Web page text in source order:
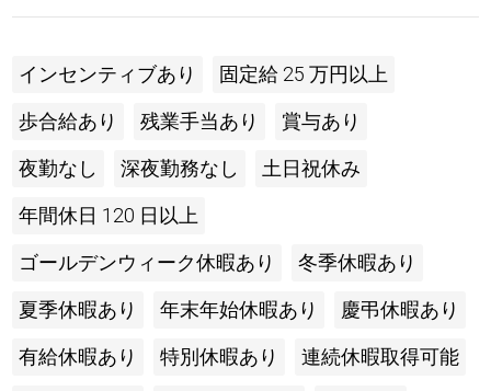
インセンティブあり 固定給 25 万円以上
歩合給あり 残業手当あり 賞与あり
夜勤なし 深夜勤務なし 土日祝休み
年間休日 120 日以上
ゴールデンウィーク休暇あり 冬季休暇あり
夏季休暇あり 年末年始休暇あり 慶弔休暇あり
有給休暇あり 特別休暇あり 連続休暇取得可能